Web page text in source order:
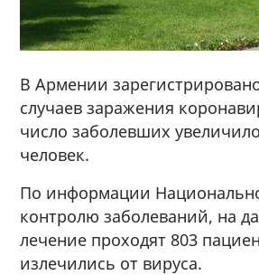
В Армении
случаев заражения
число заболевших
человек.
По информации
контролю заболеваний, на
лечение проходят 803
излечились от вируса.